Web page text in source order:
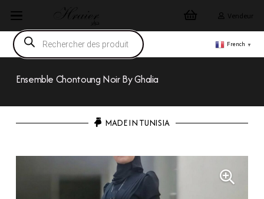
Vendeur
Recherche
de
produits
French ▼
Ensemble Chontoung Noir By Ghalia
MADE IN TUNISIA